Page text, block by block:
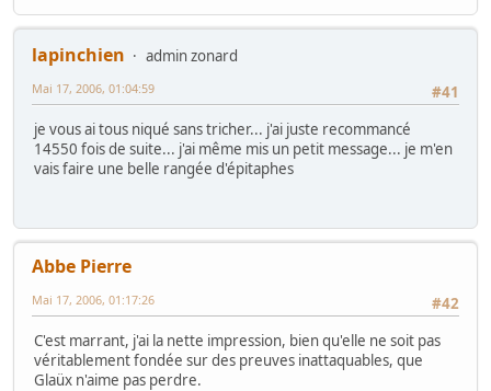
lapinchien
admin zonard
#41
Mai 17, 2006, 01:04:59
je vous ai tous niqué sans tricher... j'ai juste recommancé
14550 fois de suite... j'ai même mis un petit message... je m'en
vais faire une belle rangée d'épitaphes
Abbe Pierre
#42
Mai 17, 2006, 01:17:26
C'est marrant, j'ai la nette impression, bien qu'elle ne soit pas
véritablement fondée sur des preuves inattaquables, que
Glaüx n'aime pas perdre.